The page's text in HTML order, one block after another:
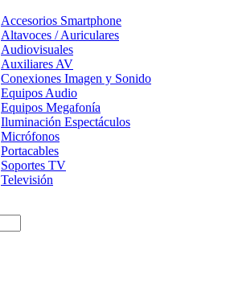
Accesorios Smartphone
Altavoces / Auriculares
Audiovisuales
Auxiliares AV
Conexiones Imagen y Sonido
Equipos Audio
Equipos Megafonía
Iluminación Espectáculos
Micrófonos
Portacables
Soportes TV
Televisión